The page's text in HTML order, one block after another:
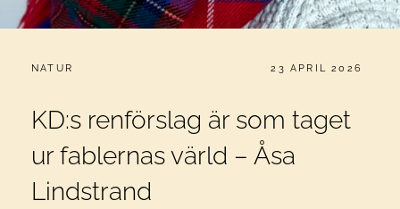
CATEGORIES:
NATUR PUBLICERAT
23 APRIL 2026
KD:s renförslag är som taget
ur fablernas värld – Åsa
Lindstrand